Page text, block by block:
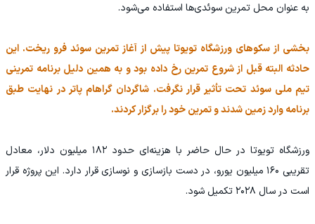
به عنوان محل تمرین سوئدی‌ها استفاده می‌شود.
بخشی از سکوهای ورزشگاه تویوتا پیش از آغاز تمرین سوئد فرو ریخت. این
حادثه البته قبل از شروع تمرین رخ داده بود و به همین دلیل برنامه تمرینی
تیم ملی سوئد تحت تأثیر قرار نگرفت. شاگردان گراهام پاتر در نهایت طبق
برنامه وارد زمین شدند و تمرین خود را برگزار کردند.
ورزشگاه تویوتا در حال حاضر با هزینه‌ای حدود ۱۸۲ میلیون دلار، معادل
تقریبی ۱۶۰ میلیون یورو، در دست بازسازی و نوسازی قرار دارد. این پروژه قرار
است در سال ۲۰۲۸ تکمیل شود.